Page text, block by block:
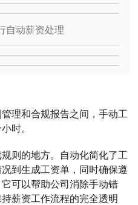
自动薪资处理
理和合规报告之间，手动工
时。
则的地方。自动化简化了工
到生成工资单，同时确保遵
可以帮助公司消除手动错
薪资工作流程的完全透明